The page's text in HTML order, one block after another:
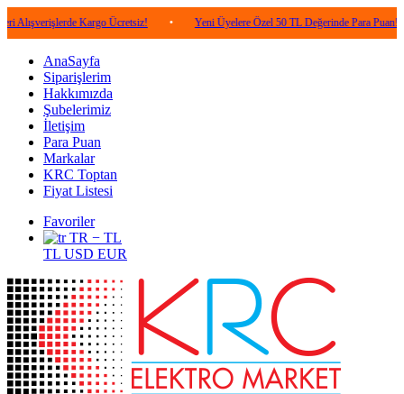
Kargo Ücretsiz! • Yeni Üyelere Özel 50 TL Değerinde Para Puan! •
AnaSayfa
Siparişlerim
Hakkımızda
Şubelerimiz
İletişim
Para Puan
Markalar
KRC Toptan
Fiyat Listesi
Favoriler
TR − TL
TL USD EUR